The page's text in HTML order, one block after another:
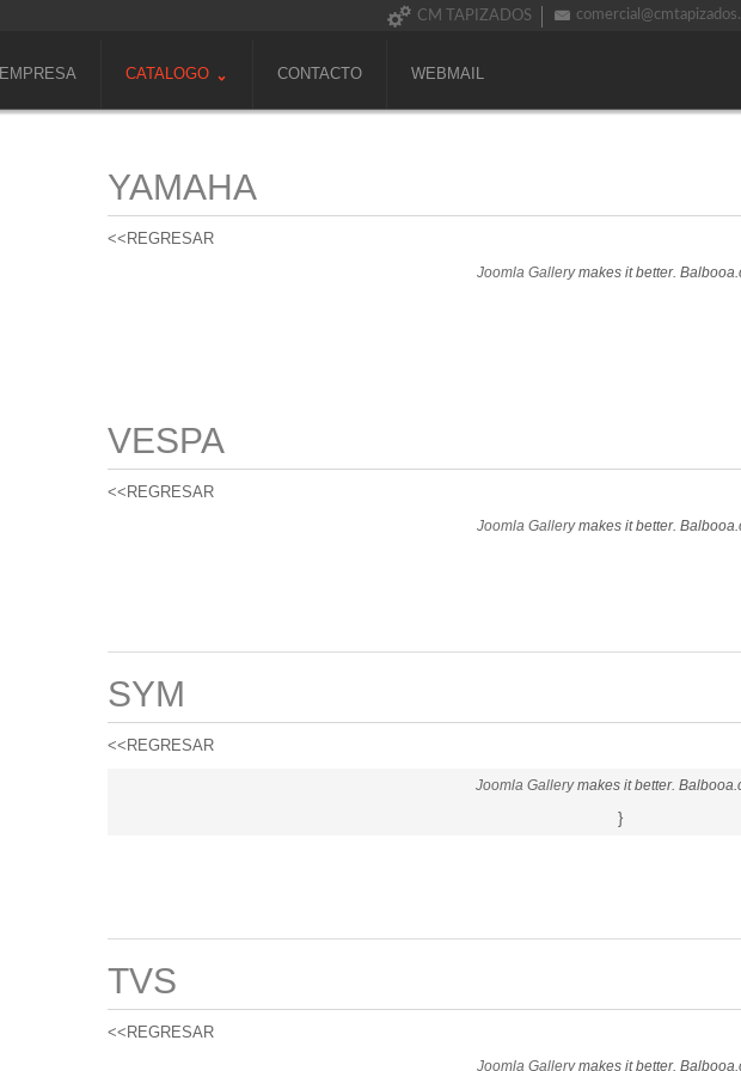
CM TAPIZADOS
EMPRESA CATALOGO CONTACTO WEBMAIL
YAMAHA
<<REGRESAR
Joomla Gallerymakes it better.
VESPA
<<REGRESAR
Joomla Gallerymakes it better.
SYM
<<REGRESAR
Joomla Gallerymakes it better.
}
TVS
<<REGRESAR
Joomla Gallerymakes it better.